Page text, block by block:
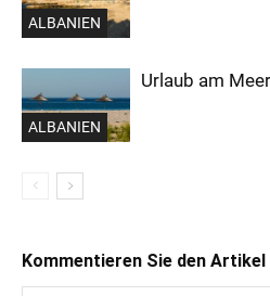
ALBANIEN
ALBANIEN
Urlaub am
Kommentieren Sie den Artikel